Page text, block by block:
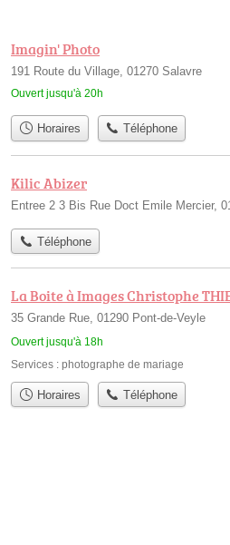
Imagin' Photo
191 Route du Village, 01270 Salavre
Ouvert jusqu'à 20h
Horaires Téléphone
Kilic Abizer
Entree 2 3 Bis Rue Doct Emile Mercier,
Téléphone
La Boite à Images Christophe
35 Grande Rue, 01290 Pont-de-Veyle
Ouvert jusqu'à 18h
Services : photographe de mariage
Horaires Téléphone